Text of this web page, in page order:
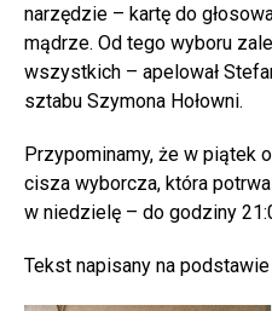
narzędzie – kartę do
mądrze. Od tego wyboru
wszystkich – apelował
sztabu Szymona Hołowni.
Przypominamy, że w piątek
cisza wyborcza, która
w niedzielę – do godziny
Tekst napisany na podstawie